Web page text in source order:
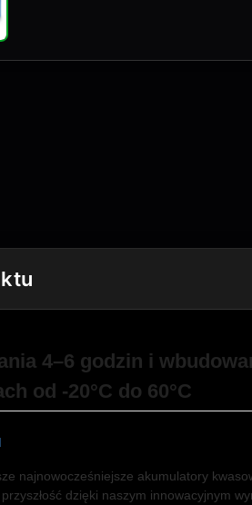
4–6 godzin i
od -20°C do 60°C
najnowocześniejsze akumulatory
dzięki naszym innowacyjnym